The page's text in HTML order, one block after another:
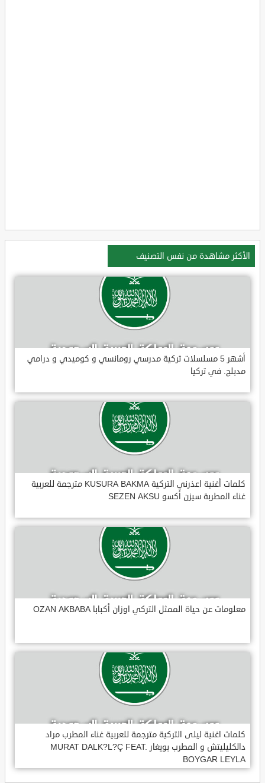
الأكثر مشاهدة من نفس التصنيف
أشهر 5 مسلسلات تركية مدرسي رومانسي و كوميدي و درامي
مدبلج. في تركيا
كلمات أغنية اعذرني التركية KUSURA BAKMA مترجمة للعربية
غناء المطربة سيزن أكسو SEZEN AKSU
معلومات عن حياة الممثل التركي اوزان أكبابا OZAN AKBABA
كلمات اغنية ليلى التركية مترجمة للعربية غناء المطرب مراد
دالكليليتش و المطرب بويغار MURAT DALK?L?Ç FEAT.
BOYGAR LEYLA